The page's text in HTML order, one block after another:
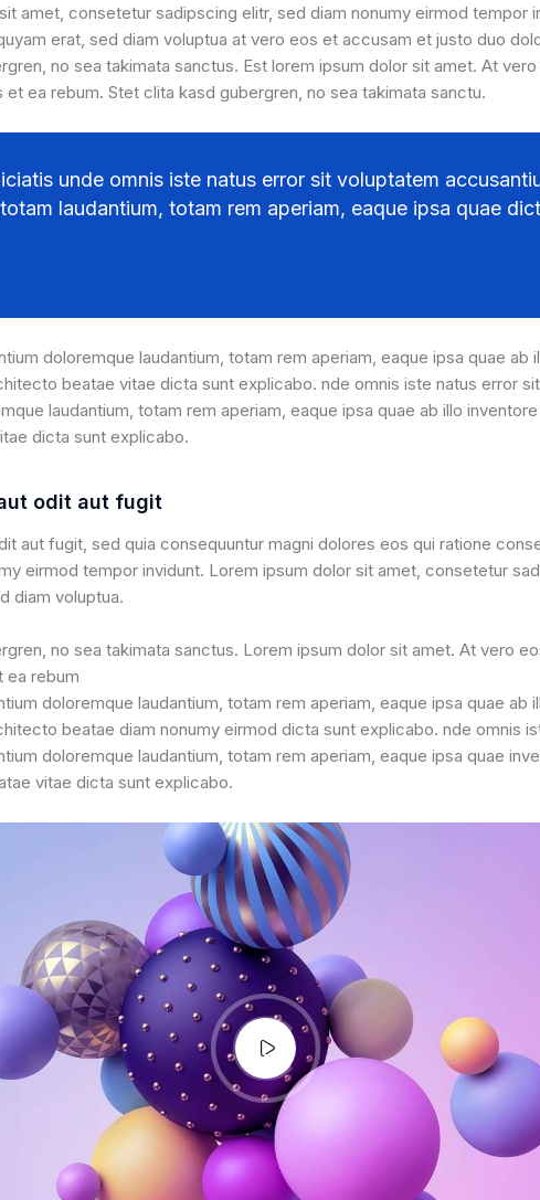
amet, consetetur sadipscing elitr, sed diam nonumy eirmod tempor
erat, sed diam voluptua at vero eos et accusam et justo duo
no sea takimata sanctus. Est lorem ipsum dolor sit amet. At
ea rebum. Stet clita kasd gubergren, no sea takimata sanctu.
unde omnis iste natus error sit voluptatem
laudantium, totam rem aperiam, eaque ipsa quae
doloremque laudantium, totam rem aperiam, eaque ipsa quae ab
beatae vitae dicta sunt explicabo. nde omnis iste natus error
laudantium, totam rem aperiam, eaque ipsa quae ab illo
dicta sunt explicabo.
odit aut fugit
aut fugit, sed quia consequuntur magni dolores eos qui ratione
eirmod tempor invidunt. Lorem ipsum dolor sit amet, consetetur
diam voluptua.
no sea takimata sanctus. Lorem ipsum dolor sit amet. At vero
ea rebum
doloremque laudantium, totam rem aperiam, eaque ipsa quae ab
beatae diam nonumy eirmod dicta sunt explicabo. nde omnis
doloremque laudantium, totam rem aperiam, eaque ipsa quae
vitae dicta sunt explicabo.